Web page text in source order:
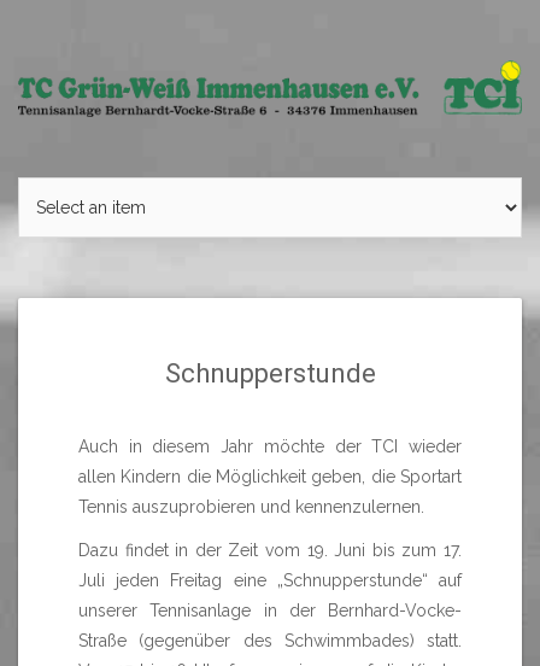
Schnupperstunde
Auch in diesem Jahr möchte der TCI wieder
allen Kindern die Möglichkeit geben, die Sportart
Tennis auszuprobieren und kennenzulernen.
Dazu findet in der Zeit vom 19. Juni bis zum 17.
Juli jeden Freitag eine „Schnupperstunde“ auf
unserer Tennisanlage in der Bernhard-Vocke-
Straße (gegenüber des Schwimmbades) statt.